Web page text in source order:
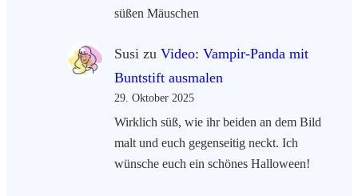
süßen Mäuschen
Susizu Video: Vampir-Panda mit
Buntstift ausmalen
29. Oktober 2025
Wirklich süß, wie ihr beiden an dem Bild
malt und euch gegenseitig neckt. Ich
wünsche euch ein schönes Halloween!